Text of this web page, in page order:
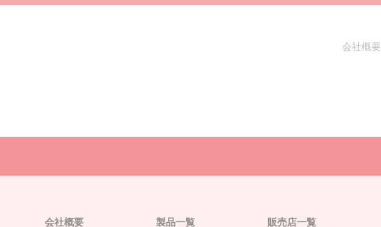
会社概要
会社概要 製品一覧 販売店一覧